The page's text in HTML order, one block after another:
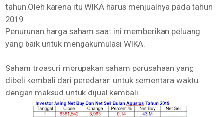
tahun.Oleh karena itu WIKA harus menjualnya pada tahun
2019.
Penurunan harga saham saat ini memberikan peluang
yang baik untuk mengakumulasi WIKA.
Saham treasuri merupakan saham perusahaan yang
dibeli kembali dari peredaran untuk sementara waktu
dengan maksud untuk dijual kembali.